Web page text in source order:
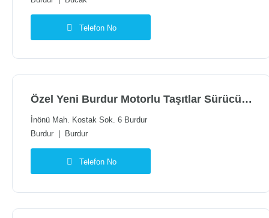
Telefon No
Özel Yeni Burdur Motorlu Taşıtlar Sürücü Kursu
İnönü Mah. Kostak Sok. 6 Burdur
Burdur
Burdur
Telefon No